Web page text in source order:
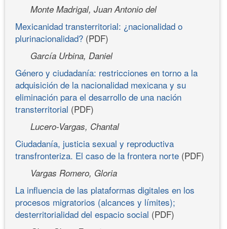
Monte Madrigal, Juan Antonio del
Mexicanidad transterritorial: ¿nacionalidad o
plurinacionalidad? (PDF)
García Urbina, Daniel
Género y ciudadanía: restricciones en torno a la
adquisición de la nacionalidad mexicana y su
eliminación para el desarrollo de una nación
transterritorial (PDF)
Lucero-Vargas, Chantal
Ciudadanía, justicia sexual y reproductiva
transfronteriza. El caso de la frontera norte (PDF)
Vargas Romero, Gloria
La influencia de las plataformas digitales en los
procesos migratorios (alcances y límites);
desterritorialidad del espacio social (PDF)